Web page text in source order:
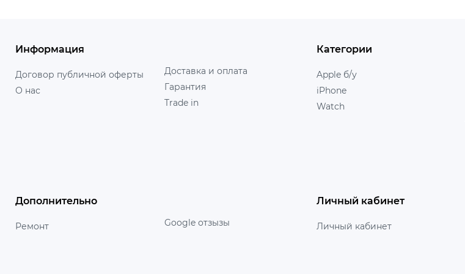
Информация
Договор публичной оферты
О нас
Доставка и оплата
Гарантия
Trade in
Категории
Apple б/у
iPhone
Watch
Дополнительно
Ремонт Google отзызы
Личный кабинет
Личный кабинет